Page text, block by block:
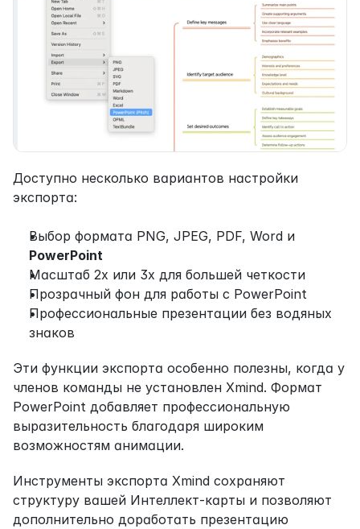
Доступно несколько вариантов настройки
экспорта:
PowerPoint
Масштаб 2x или 3x для большей четкости
Прозрачный фон для работы с PowerPoint
Профессиональные презентации без водяных
знаков
Эти функции экспорта особенно полезны, когда у
членов команды не установлен Xmind. Формат
PowerPoint добавляет профессиональную
выразительность благодаря широким
возможностям анимации.
Инструменты экспорта Xmind сохраняют
структуру вашей Интеллект-карты и позволяют
дополнительно доработать презентацию